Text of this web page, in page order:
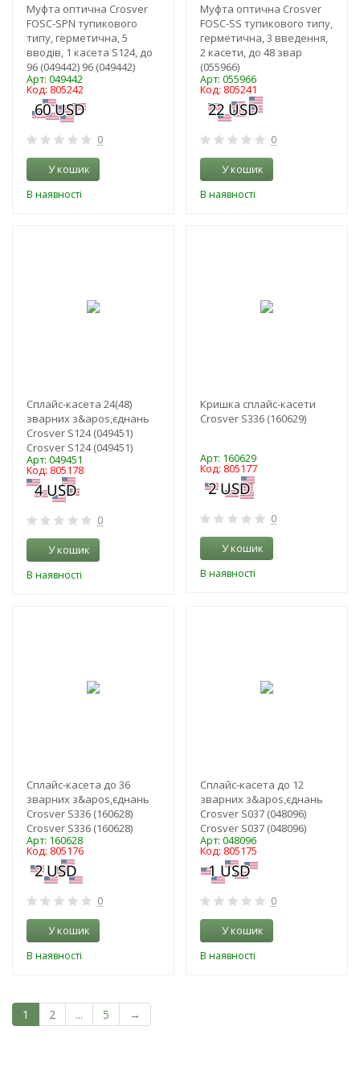
Муфта оптична Crosver
FOSC-SPN тупикового
типу, герметична, 5
вводів, 1 касета S124, до
96 (049442) 96 (049442)
Арт: 049442
Код: 805242
0
У кошик
В наявності
Муфта оптична Crosver
FOSC-SS тупикового типу,
герметична, 3 введення,
2 касети, до 48 звар
(055966)
Арт: 055966
Код: 805241
0
У кошик
В наявності
Сплайс-касета 24(48)
зварних з&apos,єднань
Crosver S124 (049451)
Crosver S124 (049451)
Арт: 049451
Код: 805178
0
У кошик
В наявності
Кришка сплайс-касети
Crosver S336 (160629)
Арт: 160629
Код: 805177
0
У кошик
В наявності
Сплайс-касета до 36
зварних з&apos,єднань
Crosver S336 (160628)
Crosver S336 (160628)
Арт: 160628
Код: 805176
0
У кошик
В наявності
Сплайс-касета до 12
зварних з&apos,єднань
Crosver S037 (048096)
Crosver S037 (048096)
Арт: 048096
Код: 805175
0
У кошик
В наявності
1 2 ... 5 →